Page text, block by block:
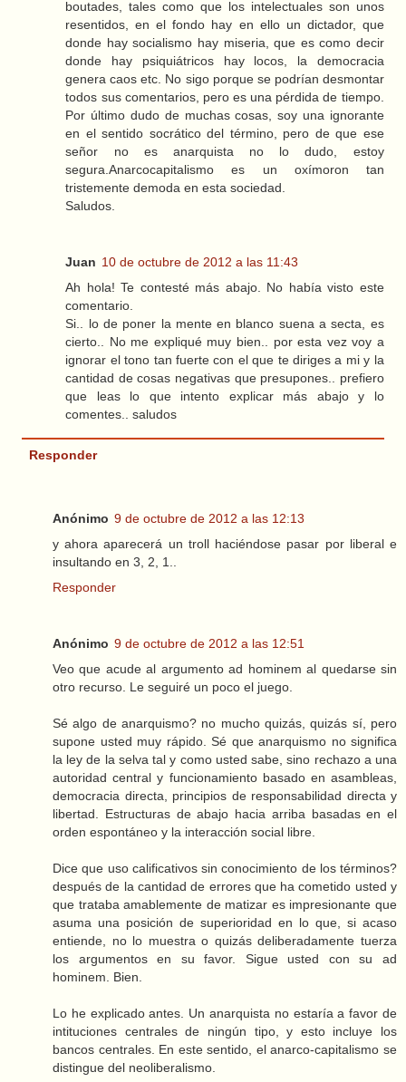
boutades, tales como que los intelectuales son unos
resentidos, en el fondo hay en ello un dictador, que
donde hay socialismo hay miseria, que es como decir
donde hay psiquiátricos hay locos, la democracia
genera caos etc. No sigo porque se podrían desmontar
todos sus comentarios, pero es una pérdida de tiempo.
Por último dudo de muchas cosas, soy una ignorante
en el sentido socrático del término, pero de que ese
señor no es anarquista no lo dudo, estoy
segura.Anarcocapitalismo es un oxímoron tan
tristemente demoda en esta sociedad.
Saludos.
Juan 10 de octubre de 2012 a las 11:43
Ah hola! Te contesté más abajo. No había visto este
comentario.
Si.. lo de poner la mente en blanco suena a secta, es
cierto.. No me expliqué muy bien.. por esta vez voy a
ignorar el tono tan fuerte con el que te diriges a mi y la
cantidad de cosas negativas que presupones.. prefiero
que leas lo que intento explicar más abajo y lo
comentes.. saludos
Responder
Anónimo 9 de octubre de 2012 a las 12:13
y ahora aparecerá un troll haciéndose pasar por liberal e
insultando en 3, 2, 1..
Responder
Anónimo 9 de octubre de 2012 a las 12:51
Veo que acude al argumento ad hominem al quedarse sin
otro recurso. Le seguiré un poco el juego.
Sé algo de anarquismo? no mucho quizás, quizás sí, pero
supone usted muy rápido. Sé que anarquismo no significa
la ley de la selva tal y como usted sabe, sino rechazo a una
autoridad central y funcionamiento basado en asambleas,
democracia directa, principios de responsabilidad directa y
libertad. Estructuras de abajo hacia arriba basadas en el
orden espontáneo y la interacción social libre.
Dice que uso calificativos sin conocimiento de los términos?
después de la cantidad de errores que ha cometido usted y
que trataba amablemente de matizar es impresionante que
asuma una posición de superioridad en lo que, si acaso
entiende, no lo muestra o quizás deliberadamente tuerza
los argumentos en su favor. Sigue usted con su ad
hominem. Bien.
Lo he explicado antes. Un anarquista no estaría a favor de
intituciones centrales de ningún tipo, y esto incluye los
bancos centrales. En este sentido, el anarco-capitalismo se
distingue del neoliberalismo.